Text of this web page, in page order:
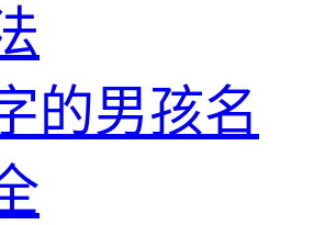
的男孩名